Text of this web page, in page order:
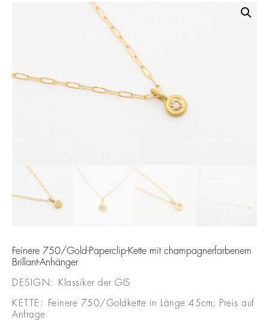
Feinere 750/Gold-Paperclip-Kette mit champagnerfarbenem
Brillant-Anhänger
DESIGN: Klassiker der GIS
KETTE:
Feinere 750/Goldkette in Länge 45cm; Preis auf
Anfrage